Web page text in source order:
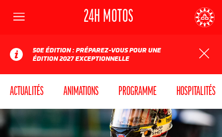
50E ÉDITION : PRÉPAREZ-VOUS POUR UNE
ÉDITION 2027 EXCEPTIONNELLE
ACTUALITÉS ANIMATIONS PROGRAMME HOSPITALITÉS
Menu 24H MOTOS
AUTOMOBILE CLUB DE L'OUEST 24